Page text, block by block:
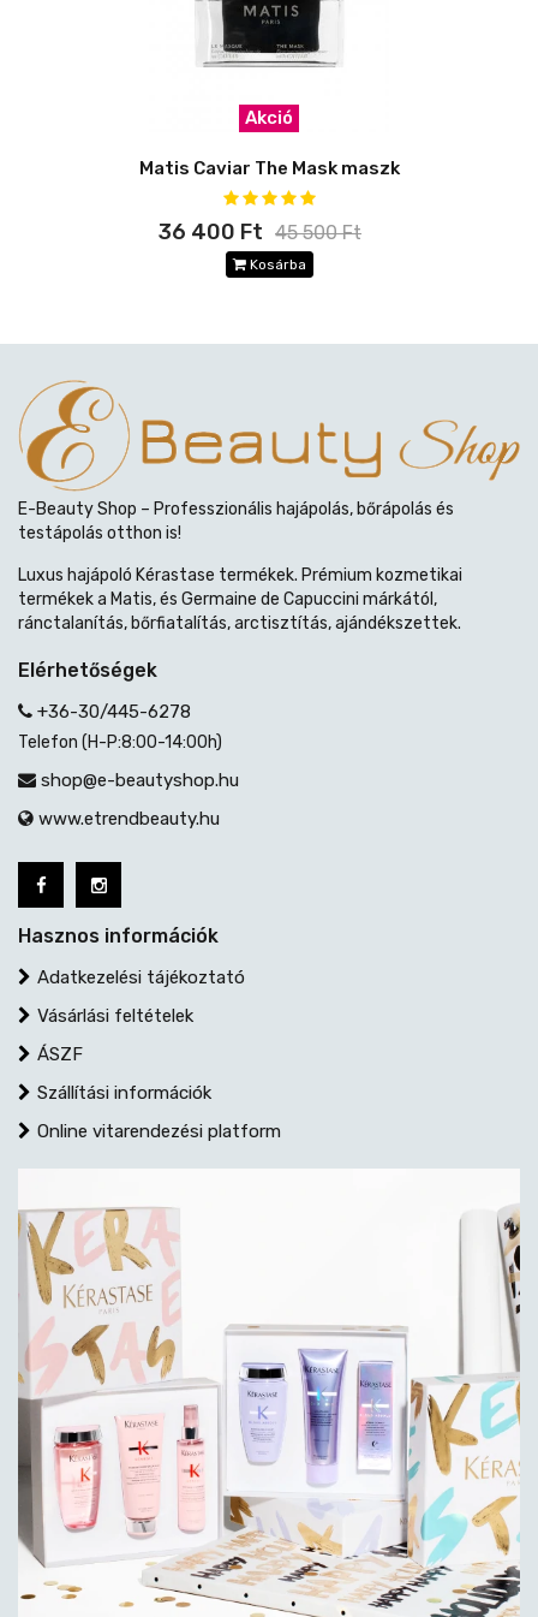
Akció
Matis Caviar The Mask maszk
36 400 Ft 45 500 Ft
Kosárba
E-Beauty Shop – Professzionális hajápolás, bőrápolás és
testápolás otthon is!
Luxus hajápoló Kérastase termékek. Prémium kozmetikai
termékek a Matis, és Germaine de Capuccini márkától,
ránctalanítás, bőrfiatalítás, arctisztítás, ajándékszettek.
Elérhetőségek
+36-30/445-6278
Telefon (H-P:8:00-14:00h)
shop@e-beautyshop.hu
www.etrendbeauty.hu
Hasznos információk
Adatkezelési tájékoztató
Vásárlási feltételek
ÁSZF
Szállítási információk
Online vitarendezési platform